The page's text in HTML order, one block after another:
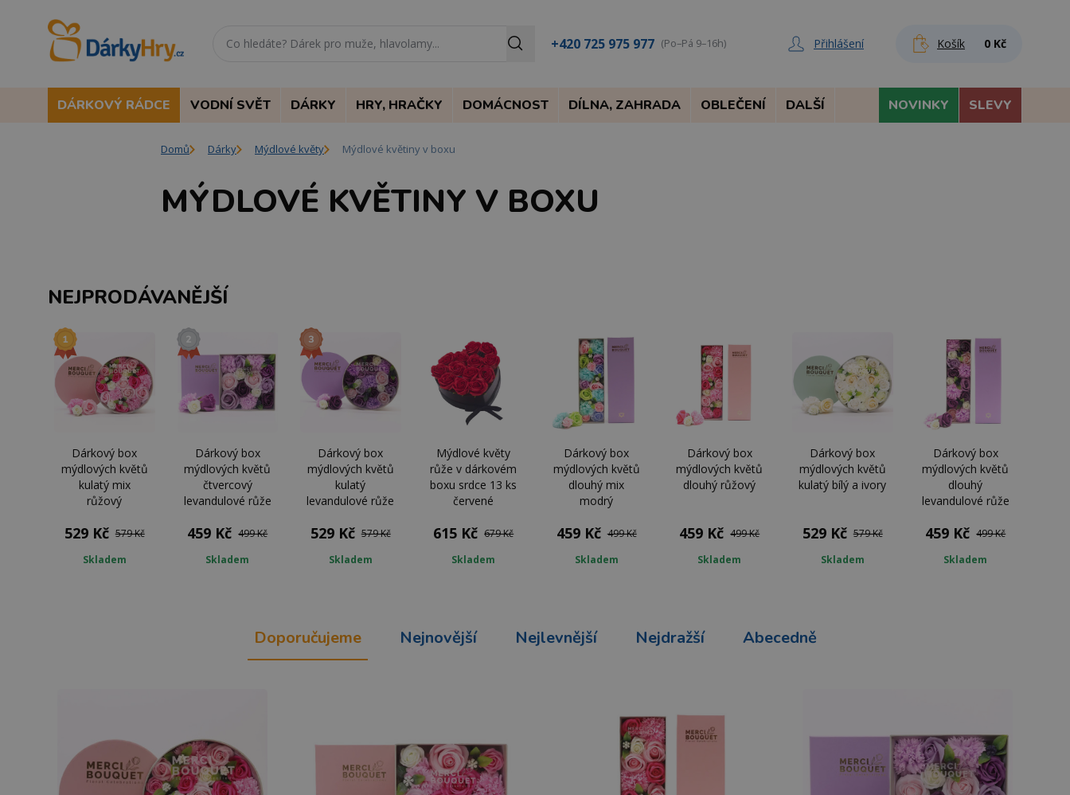
+420 725 975 977 (Po–Pá 9–16h) Přihlášení Košík 0 Kč
DÁRKOVÝ RÁDCE VODNÍ SVĚT DÁRKY HRY, HRAČKY DOMÁCNOST DÍLNA, ZAHRADA OBLEČENÍ DALŠÍ NOVINKY SLEVY
Domů Dárky Mýdlové květy Mýdlové květiny v boxu
MÝDLOVÉ KVĚTINY V BOXU
NEJPRODÁVANĚJŠÍ
Dárkový box
mýdlových květů
kulatý mix
růžový
529 Kč 579 Kč
Skladem
Dárkový box
mýdlových květů
čtvercový
levandulové růže
459 Kč 499 Kč
Skladem
Dárkový box
mýdlových květů
kulatý
levandulové růže
529 Kč 579 Kč
Skladem
Mýdlové květy
růže v dárkovém
boxu srdce 13 ks
červené
615 Kč 679 Kč
Skladem
Dárkový box
mýdlových květů
dlouhý mix
modrý
459 Kč 499 Kč
Skladem
Dárkový box
mýdlových květů
dlouhý růžový
459 Kč 499 Kč
Skladem
Dárkový box
mýdlových květů
kulatý bílý a ivory
529 Kč 579 Kč
Skladem
Dárkový box
mýdlových květů
dlouhý
levandulové růže
459 Kč 499 Kč
Skladem
Doporučujeme Nejnovější Nejlevnější Nejdražší Abecedně